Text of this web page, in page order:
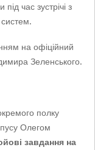
час зустрічі з
систем.
на офіційний
Зеленського.
полку
Олегом
завдання на